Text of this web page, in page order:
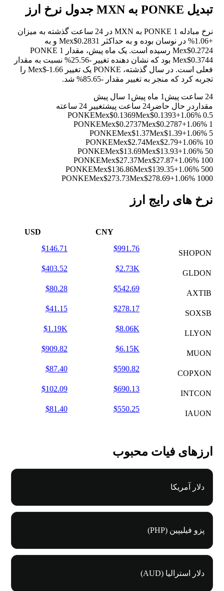
تبدیل PONKE به MXN جدول نرخ ارز
نرخ مبادله 1 PONKE به MXN در 24 ساعت گذشته به میزان
+1.06%
در نوسان بوده و به حداکثر Mex$0.2831 و به
Mex$0.2724 رسیده است. یک ماه پیش، مقدار 1 PONKE
Mex$0.3744 بود که نشان دهنده تغییر
-25.56%
نسبت به مقدار
فعلی است. در سال گذشته، PONKE یک تغییر Mex$-1.66 را
تجربه کرد که منجر به تغییر مقدار -85.65% شد.
24 ساعت پیش 1 ماه پیش
1 سال پیش
مقدار در حال حاضر 24 ساعت پیش
تغییر 24 ساعته
0.5 PONKE
Mex$0.1369Mex$0.1393+1.06%
1 PONKE
Mex$0.2737Mex$0.2787+1.06%
5 PONKE
Mex$1.37Mex$1.39+1.06%
10 PONKE
Mex$2.74Mex$2.79+1.06%
50 PONKE
Mex$13.69Mex$13.93+1.06%
100 PONKE
Mex$27.37Mex$27.87+1.06%
500 PONKE
Mex$136.86Mex$139.35+1.06%
1000 PONKE
Mex$273.73Mex$278.69+1.06%
نرخ های رایج ارز
CNY
USD
SHOPON
$991.76
$146.71
GLDON
$2.73K
$403.52
AXTIB
$542.69
$80.28
SOXSB
$278.17
$41.15
LLYON
$8.06K
$1.19K
MUON
$6.15K
$909.82
COPXON
$590.82
$87.40
INTCON
$690.13
$102.09
IAUON
$550.25
$81.40
ارزهای فیات محبوب
دلار آمریکا
پزو فیلیپین (PHP)
دلار استرالیا (AUD)